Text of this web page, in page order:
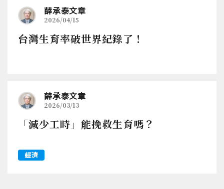
薛承泰文章
2026/04/15
台灣生育率破世界紀錄了！
薛承泰文章
2026/03/13
「減少工時」能挽救生育嗎？
經濟